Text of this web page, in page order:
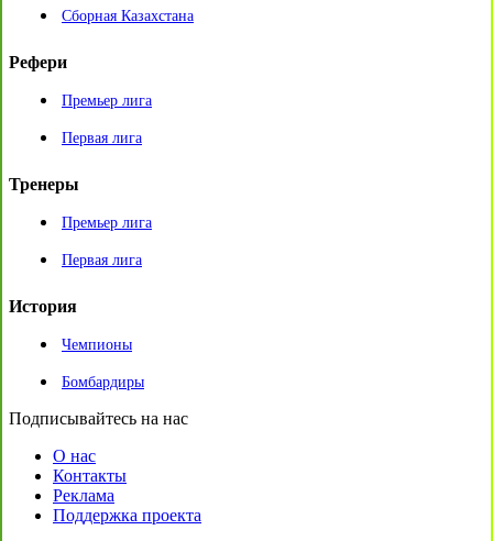
Сборная Казахстана
Рефери
Премьер лига
Первая лига
Тренеры
Премьер лига
Первая лига
История
Чемпионы
Бомбардиры
Подписывайтесь на нас
О нас
Контакты
Реклама
Поддержка проекта